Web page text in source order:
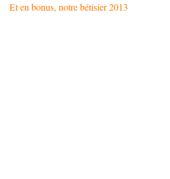
Et en bonus, notre bétisier 2013